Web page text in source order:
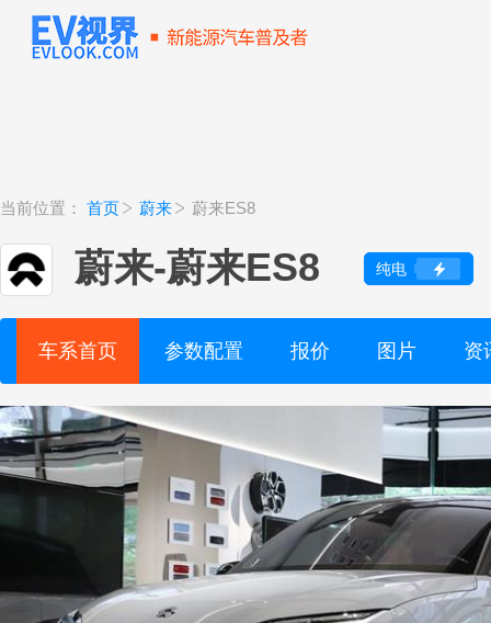
当前位置： 首页 蔚来 蔚来ES8
蔚来-蔚来ES8 纯电
车系首页 参数配置 报价 图片 资